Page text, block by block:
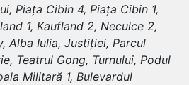
Piața Cibin 4, Piața Cibin 1,
1, Kaufland 2, Neculce 2,
Alba Iulia, Justiției, Parcul
Teatrul Gong, Turnului, Podul
Militară 1, Bulevardul